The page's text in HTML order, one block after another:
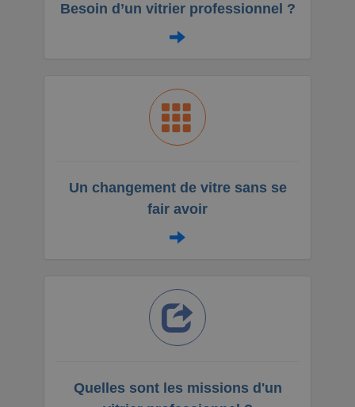
Besoin d’un vitrier professionnel ?
Un changement de vitre sans se
fair avoir
Quelles sont les missions d'un